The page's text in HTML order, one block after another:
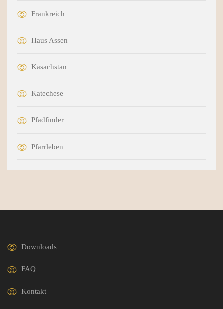
Frankreich
Haus Assen
Kasachstan
Katechese
Pfadfinder
Pfarrleben
Downloads
FAQ
Kontakt